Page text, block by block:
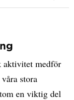
aktivitet medför
stora
en viktig del